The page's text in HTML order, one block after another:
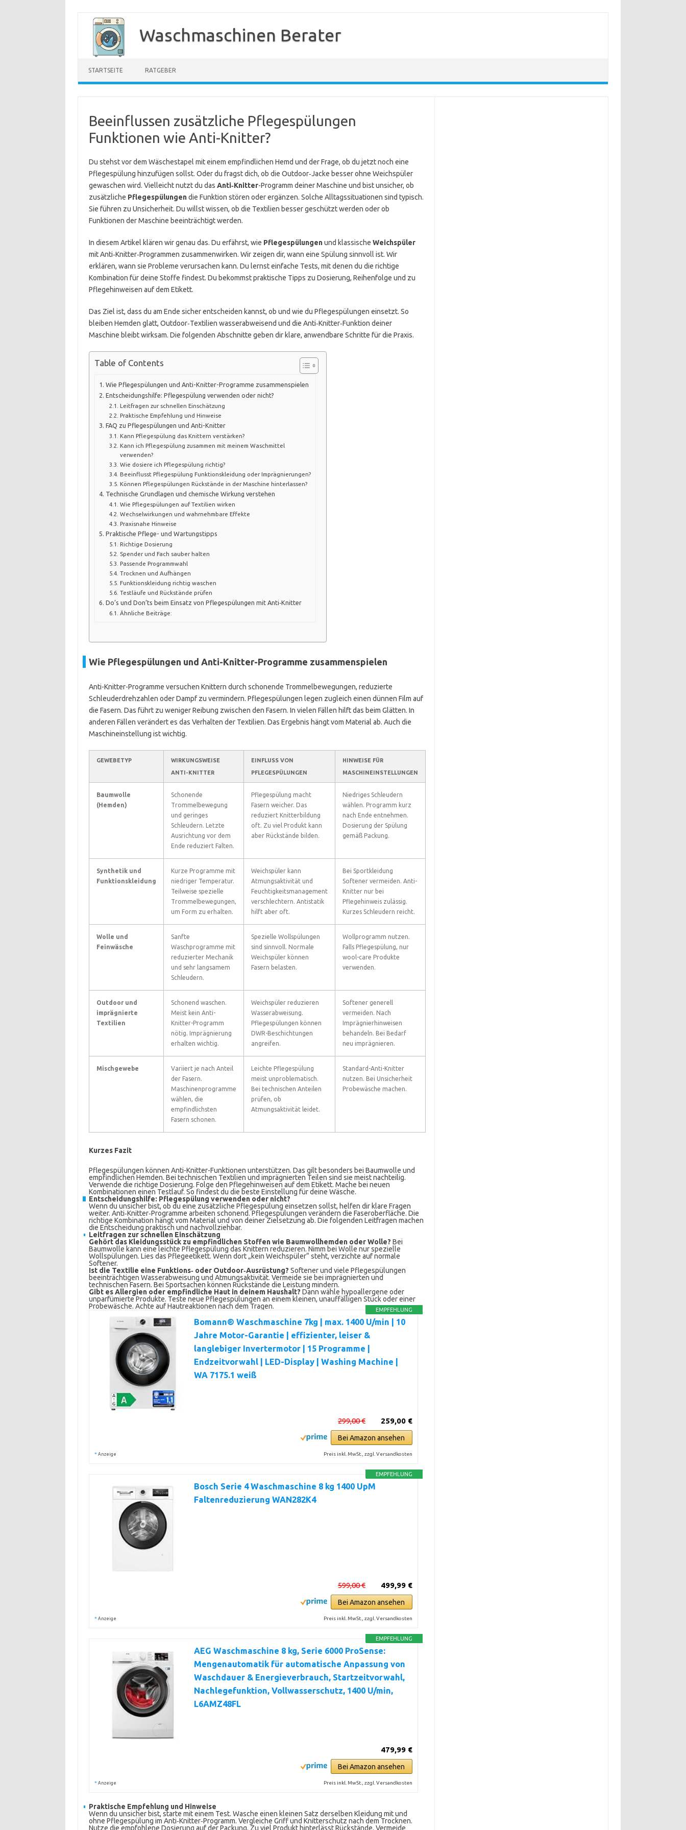
Inhalt
springen
Waschmaschinen Berater
STARTSEITE RATGEBER
Beeinflussen zusätzliche Pflegespülungen
Funktionen wie Anti-Knitter?
Du stehst vor dem Wäschestapel mit einem empfindlichen Hemd und der Frage, ob du jetzt noch eine
Pflegespülung hinzufügen sollst. Oder du fragst dich, ob die Outdoor‑Jacke besser ohne Weichspüler
gewaschen wird. Vielleicht nutzt du das Anti‑Knitter-Programm deiner Maschine und bist unsicher, ob
zusätzliche Pflegespülungendie Funktion stören oder ergänzen. Solche Alltagssituationen sind typisch.
Sie führen zu Unsicherheit. Du willst wissen, ob die Textilien besser geschützt werden oder ob
Funktionen der Maschine beeinträchtigt werden.
In diesem Artikel klären wir genau das. Du erfährst, wie Pflegespülungenund klassische Weichspüler
mit Anti‑Knitter‑Programmen zusammenwirken. Wir zeigen dir, wann eine Spülung sinnvoll ist. Wir
erklären, wann sie Probleme verursachen kann. Du lernst einfache Tests, mit denen du die richtige
Kombination für deine Stoffe findest. Du bekommst praktische Tipps zu Dosierung, Reihenfolge und zu
Pflegehinweisen auf dem Etikett.
Das Ziel ist, dass du am Ende sicher entscheiden kannst, ob und wie du Pflegespülungen einsetzt. So
bleiben Hemden glatt, Outdoor‑Textilien wasserabweisend und die Anti‑Knitter‑Funktion deiner
Maschine bleibt wirksam. Die folgenden Abschnitte geben dir klare, anwendbare Schritte für die Praxis.
Table of Contents
Wie Pflegespülungen und Anti-Knitter-Programme zusammenspielen
Entscheidungshilfe: Pflegespülung verwenden oder nicht?
Leitfragen zur schnellen Einschätzung
Praktische Empfehlung und Hinweise
FAQ zu Pflegespülungen und Anti-Knitter
Kann Pflegespülung das Knittern verstärken?
Kann ich Pflegespülung zusammen mit meinem Waschmittel
verwenden?
Wie dosiere ich Pflegespülung richtig?
Beeinflusst Pflegespülung Funktionskleidung oder Imprägnierungen?
Können Pflegespülungen Rückstände in der Maschine hinterlassen?
Technische Grundlagen und chemische Wirkung verstehen
Wie Pflegespülungen auf Textilien wirken
Wechselwirkungen und wahrnehmbare Effekte
Praxisnahe Hinweise
Praktische Pflege- und Wartungstipps
Richtige Dosierung
Spender und Fach sauber halten
Passende Programmwahl
Trocknen und Aufhängen
Funktionskleidung richtig waschen
Testläufe und Rückstände prüfen
Do’s und Don’ts beim Einsatz von Pflegespülungen mit Anti‑Knitter
Ähnliche Beiträge:
Wie Pflegespülungen und Anti-Knitter-Programme zusammenspielen
Anti-Knitter-Programme versuchen Knittern durch schonende Trommelbewegungen, reduzierte
Schleuderdrehzahlen oder Dampf zu vermindern. Pflegespülungen legen zugleich einen dünnen Film auf
die Fasern. Das führt zu weniger Reibung zwischen den Fasern. In vielen Fällen hilft das beim Glätten. In
anderen Fällen verändert es das Verhalten der Textilien. Das Ergebnis hängt vom Material ab. Auch die
Maschineinstellung ist wichtig.
GEWEBETYP
WIRKUNGSWEISE
ANTI-KNITTER
EINFLUSS VON
PFLEGESPÜLUNGEN
HINWEISE FÜR
MASCHINEINSTELLUNGEN
Baumwolle
(Hemden)
Schonende
Trommelbewegung
und geringes
Schleudern. Letzte
Ausrichtung vor dem
Ende reduziert Falten.
Pflegespülung macht
Fasern weicher. Das
reduziert Knitterbildung
oft. Zu viel Produkt kann
aber Rückstände bilden.
Niedriges Schleudern
wählen. Programm kurz
nach Ende entnehmen.
Dosierung der Spülung
gemäß Packung.
Synthetik und
Funktionskleidung
Kurze Programme mit
niedriger Temperatur.
Teilweise spezielle
Trommelbewegungen,
um Form zu erhalten.
Weichspüler kann
Atmungsaktivität und
Feuchtigkeitsmanagement
verschlechtern. Antistatik
hilft aber oft.
Bei Sportkleidung
Softener vermeiden. Anti-
Knitter nur bei
Pflegehinweis zulässig.
Kurzes Schleudern reicht.
Wolle und
Feinwäsche
Sanfte
Waschprogramme mit
reduzierter Mechanik
und sehr langsamem
Schleudern.
Spezielle Wollspülungen
sind sinnvoll. Normale
Weichspüler können
Fasern belasten.
Wollprogramm nutzen.
Falls Pflegespülung, nur
wool-care Produkte
verwenden.
Outdoor und
imprägnierte
Textilien
Schonend waschen.
Meist kein Anti-
Knitter-Programm
nötig. Imprägnierung
erhalten wichtig.
Weichspüler reduzieren
Wasserabweisung.
Pflegespülungen können
DWR-Beschichtungen
angreifen.
Softener generell
vermeiden. Nach
Imprägnierhinweisen
behandeln. Bei Bedarf
neu imprägnieren.
Mischgewebe
Variiert je nach Anteil
der Fasern.
Maschinenprogramme
wählen, die
empfindlichsten
Fasern schonen.
Leichte Pflegespülung
meist unproblematisch.
Bei technischen Anteilen
prüfen, ob
Atmungsaktivität leidet.
Standard-Anti-Knitter
nutzen. Bei Unsicherheit
Probewäsche machen.
Kurzes Fazit
Pflegespülungen können Anti-Knitter-Funktionen unterstützen. Das gilt besonders bei Baumwolle und
empfindlichen Hemden. Bei technischen Textilien und imprägnierten Teilen sind sie meist nachteilig.
Verwende die richtige Dosierung. Folge den Pflegehinweisen auf dem Etikett. Mache bei neuen
Kombinationen einen Testlauf. So findest du die beste Einstellung für deine Wäsche.
Entscheidungshilfe: Pflegespülung verwenden oder nicht?
Wenn du unsicher bist, ob du eine zusätzliche Pflegespülung einsetzen sollst, helfen dir klare Fragen
weiter. Anti‑Knitter‑Programme arbeiten schonend. Pflegespülungen verändern die Faseroberfläche. Die
richtige Kombination hängt vom Material und von deiner Zielsetzung ab. Die folgenden Leitfragen machen
die Entscheidung praktisch und nachvollziehbar.
Leitfragen zur schnellen Einschätzung
Gehört das Kleidungsstück zu empfindlichen Stoffen wie Baumwollhemden oder Wolle? Bei
Baumwolle kann eine leichte Pflegespülung das Knittern reduzieren. Nimm bei Wolle nur spezielle
Wollspülungen. Lies das Pflegeetikett. Wenn dort „kein Weichspüler“ steht, verzichte auf normale
Softener.
Ist die Textilie eine Funktions‑ oder Outdoor‑Ausrüstung? Softener und viele Pflegespülungen
beeinträchtigen Wasserabweisung und Atmungsaktivität. Vermeide sie bei imprägnierten und
technischen Fasern. Bei Sportsachen können Rückstände die Leistung mindern.
Gibt es Allergien oder empfindliche Haut in deinem Haushalt? Dann wähle hypoallergene oder
unparfümierte Produkte. Teste neue Pflegespülungen an einem kleinen, unauffälligen Stück oder einer
Probewäsche. Achte auf Hautreaktionen nach dem Tragen.
EMPFEHLUNG
Bomann® Waschmaschine 7kg | max. 1400 U/min | 10
Jahre Motor-Garantie | effizienter, leiser &
langlebiger Invertermotor | 15 Programme |
Endzeitvorwahl | LED-Display | Washing Machine |
WA 7175.1 weiß
259,00 €
299,00 €
Bei Amazon ansehen
* Anzeige Preis inkl. MwSt., zzgl. Versandkosten
EMPFEHLUNG
Bosch Serie 4 Waschmaschine 8 kg 1400 UpM
Faltenreduzierung WAN282K4
499,99 €
599,00 €
Bei Amazon ansehen
* Anzeige Preis inkl. MwSt., zzgl. Versandkosten
EMPFEHLUNG
AEG Waschmaschine 8 kg, Serie 6000 ProSense:
Mengenautomatik für automatische Anpassung von
Waschdauer & Energieverbrauch, Startzeitvorwahl,
Nachlegefunktion, Vollwasserschutz, 1400 U/min,
L6AMZ48FL
479,99 €
Bei Amazon ansehen
* Anzeige Preis inkl. MwSt., zzgl. Versandkosten
Praktische Empfehlung und Hinweise
Wenn du unsicher bist, starte mit einem Test. Wasche einen kleinen Satz derselben Kleidung mit und
ohne Pflegespülung im Anti‑Knitter‑Programm. Vergleiche Griff und Knitterschutz nach dem Trocknen.
Nutze die empfohlene Dosierung auf der Packung. Zu viel Produkt hinterlässt Rückstände. Vermeide